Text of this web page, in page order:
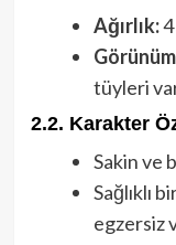
Ağırlık:4
tüyleri
2.2. Karakter
Sakin ve
Sağlıklı
egzersiz